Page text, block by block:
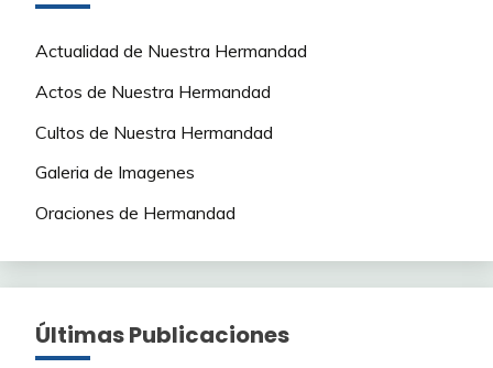
Actualidad de Nuestra Hermandad
Actos de Nuestra Hermandad
Cultos de Nuestra Hermandad
Galeria de Imagenes
Oraciones de Hermandad
Últimas Publicaciones